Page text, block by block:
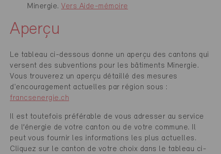
Minergie. Vers Aide-mémoire
Aperçu
Le tableau ci-dessous donne un aperçu des cantons qui
versent des subventions pour les bâtiments Minergie.
Vous trouverez un aperçu détaillé des mesures
d'encouragement actuelles par région sous :
francsenergie.ch
Il est toutefois préférable de vous adresser au service
de l’énergie de votre canton ou de votre commune. Il
peut vous fournir les informations les plus actuelles.
Cliquez sur le canton de votre choix dans le tableau ci-